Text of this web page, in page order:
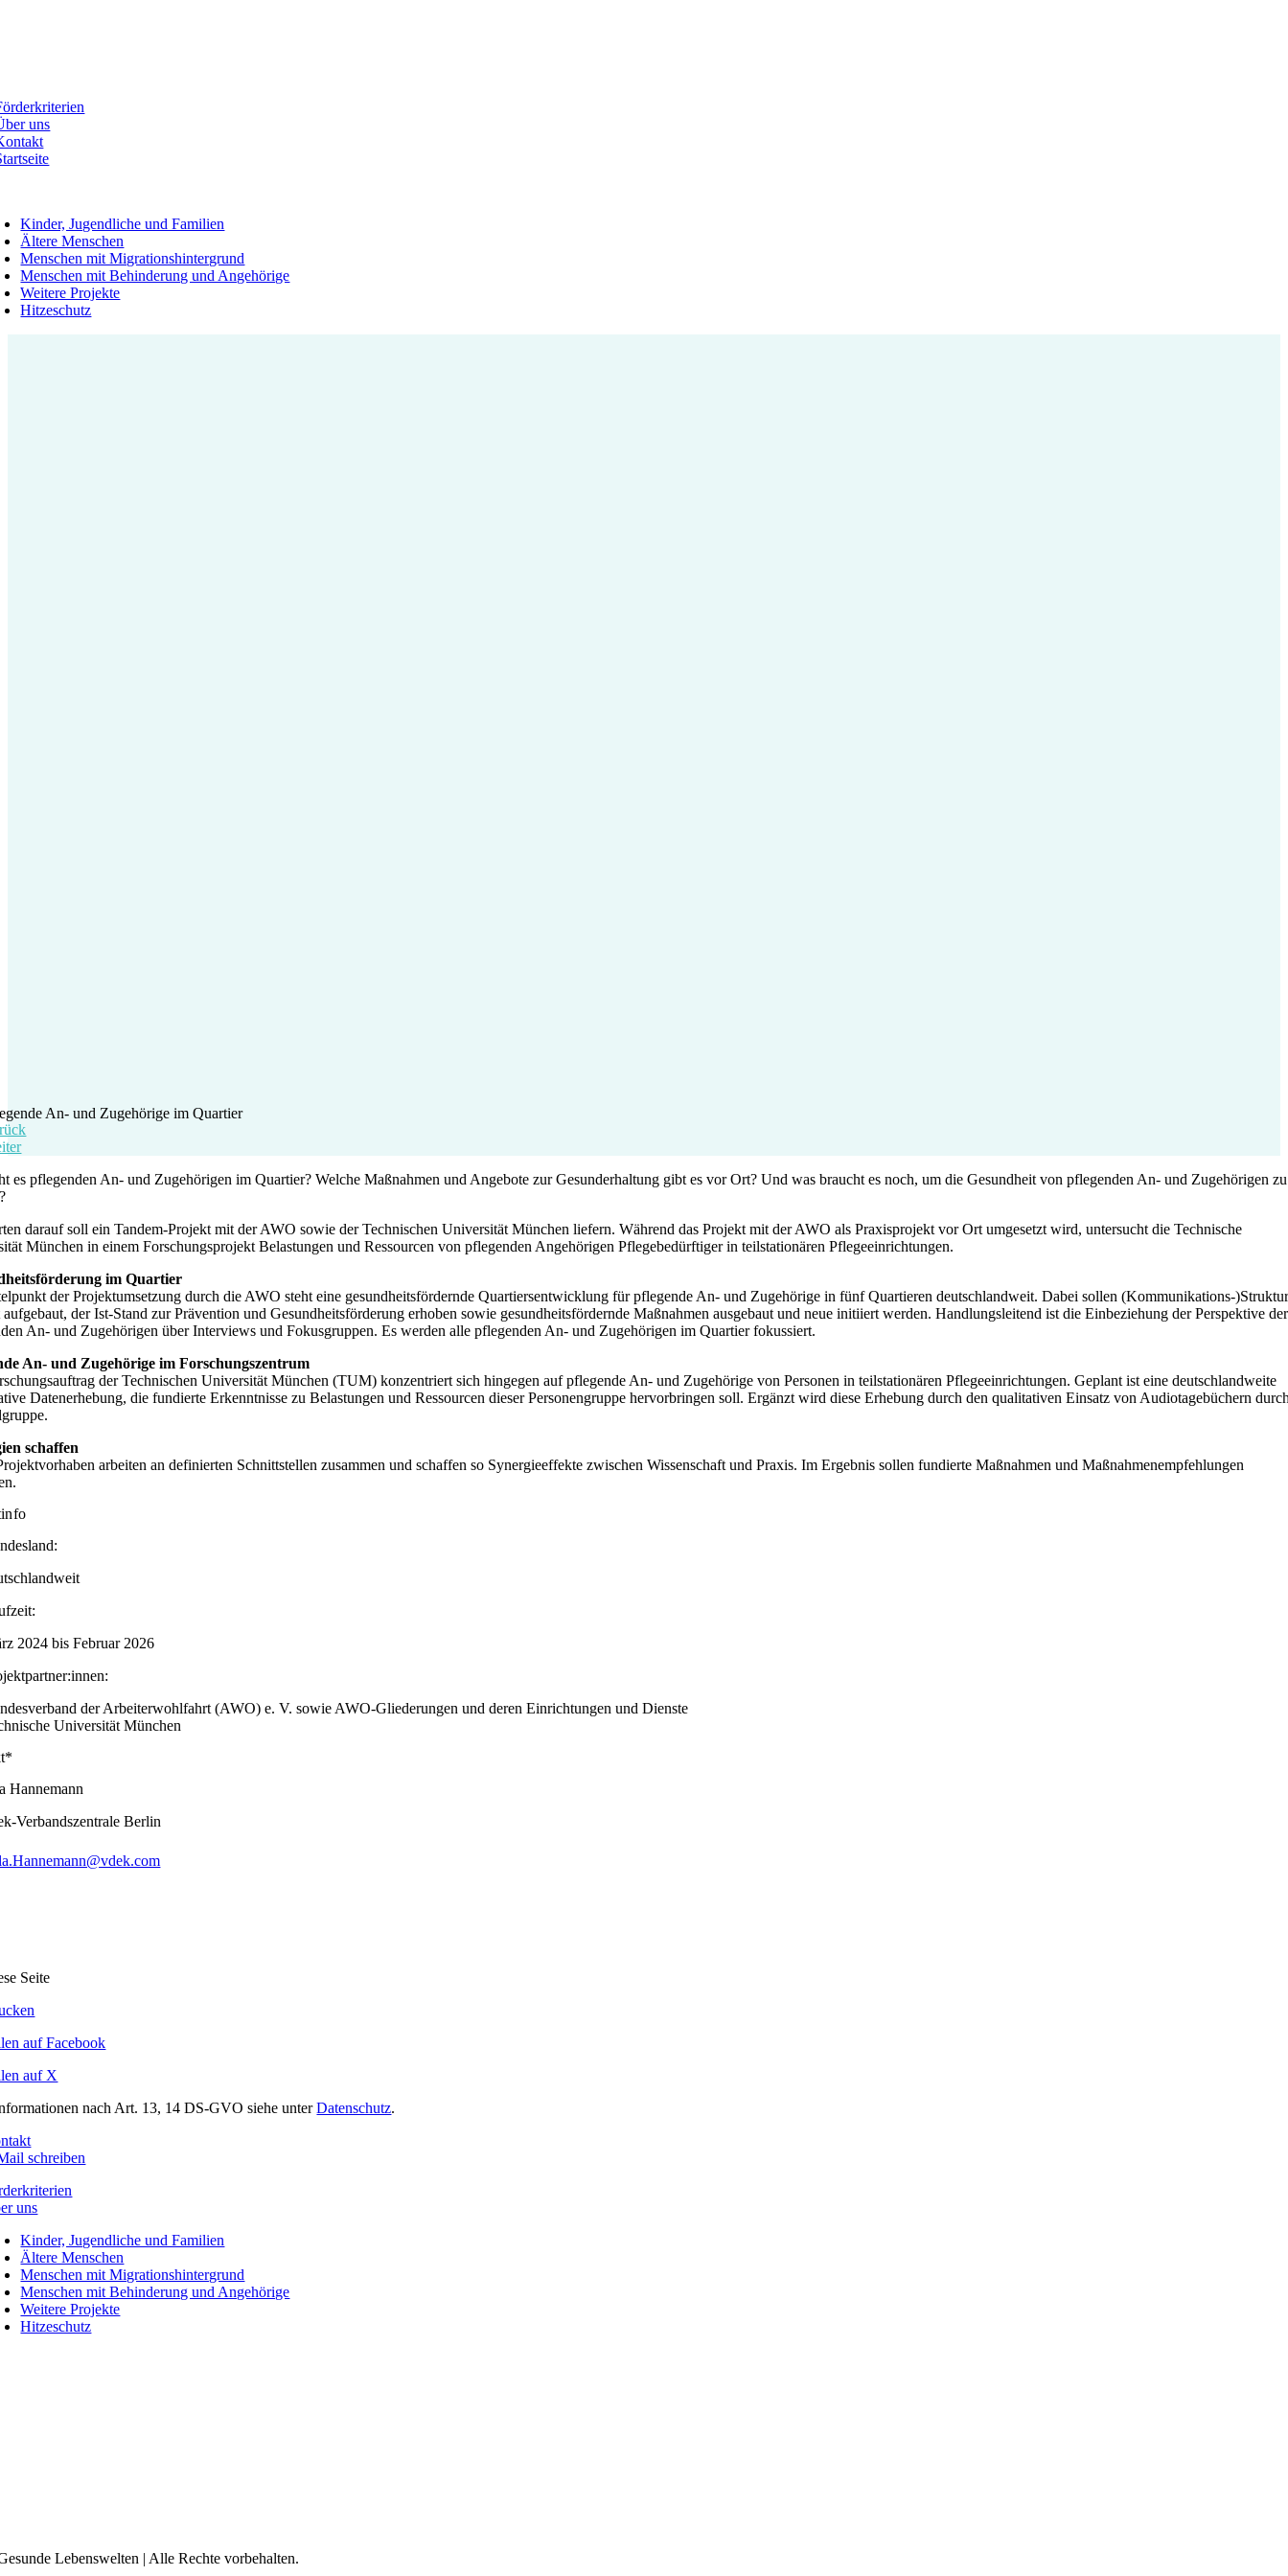
uns
Kinder, Jugendliche und Familien
Ältere Menschen
Menschen mit Migrationshintergrund
Menschen mit Behinderung und Angehörige
Weitere Projekte
Hitzeschutz
An- und Zugehörige im Quartier
es pflegenden An- und Zugehörigen im Quartier? Welche Maßnahmen und Angebote zur Gesunderhaltung gibt es vor Ort? Und was braucht es noch, um die Gesundheit von pflegenden An- und Zugehörigen zu
darauf soll ein Tandem-Projekt mit der AWO sowie der Technischen Universität München liefern. Während das Projekt mit der AWO als Praxisprojekt vor Ort umgesetzt wird, untersucht die Technische
München in einem Forschungsprojekt Belastungen und Ressourcen von pflegenden Angehörigen Pflegebedürftiger in teilstationären Pflegeeinrichtungen.
im Quartier
der Projektumsetzung durch die AWO steht eine gesundheitsfördernde Quartiersentwicklung für pflegende An- und Zugehörige in fünf Quartieren deutschlandweit. Dabei sollen (Kommunikations-
der Ist-Stand zur Prävention und Gesundheitsförderung erhoben sowie gesundheitsfördernde Maßnahmen ausgebaut und neue initiiert werden. Handlungsleitend ist die Einbeziehung der Perspektive der
An- und Zugehörigen über Interviews und Fokusgruppen. Es werden alle pflegenden An- und Zugehörigen im Quartier fokussiert.
An- und Zugehörige im Forschungszentrum
der Technischen Universität München (TUM) konzentriert sich hingegen auf pflegende An- und Zugehörige von Personen in teilstationären Pflegeeinrichtungen. Geplant ist eine deutschlandweite
Datenerhebung, die fundierte Erkenntnisse zu Belastungen und Ressourcen dieser Personengruppe hervorbringen soll. Ergänzt wird diese Erhebung durch den qualitativen Einsatz von Audiotagebüchern
schaffen
arbeiten an definierten Schnittstellen zusammen und schaffen so Synergieeffekte zwischen Wissenschaft und Praxis. Im Ergebnis sollen fundierte Maßnahmen und Maßnahmenempfehlungen
2024 bis Februar 2026
der Arbeiterwohlfahrt (AWO) e. V. sowie AWO-Gliederungen und deren Einrichtungen und Dienste
Universität München
Hannemann
Verbandszentrale Berlin
Seite
auf Facebook
auf X
nach Art. 13, 14 DS-GVO siehe unterDatenschutz.
schreiben
uns
Kinder, Jugendliche und Familien
Ältere Menschen
Menschen mit Migrationshintergrund
Menschen mit Behinderung und Angehörige
Weitere Projekte
Hitzeschutz
Lebenswelten | Alle Rechte vorbehalten.